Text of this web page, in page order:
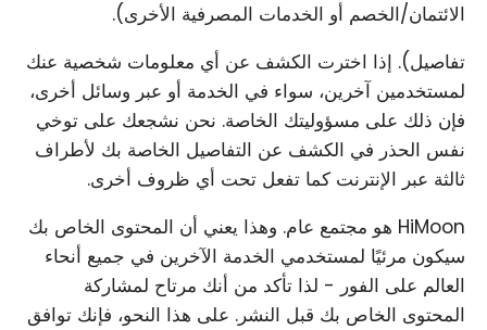
الائتمان/الخصم أو الخدمات المصرفية الأخرى).
تفاصيل). إذا اخترت الكشف عن أي معلومات شخصية عنك
لمستخدمين آخرين، سواء في الخدمة أو عبر وسائل أخرى،
فإن ذلك على مسؤوليتك الخاصة. نحن نشجعك على توخي
نفس الحذر في الكشف عن التفاصيل الخاصة بك لأطراف
ثالثة عبر الإنترنت كما تفعل تحت أي ظروف أخرى.
HiMoon هو مجتمع عام. وهذا يعني أن المحتوى الخاص بك
سيكون مرئيًا لمستخدمي الخدمة الآخرين في جميع أنحاء
العالم على الفور - لذا تأكد من أنك مرتاح لمشاركة
المحتوى الخاص بك قبل النشر. على هذا النحو، فإنك توافق